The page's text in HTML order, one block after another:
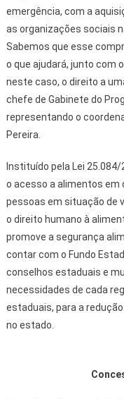
emergência, com a
as organizações sociais
Sabemos que esse
o que ajudará, junto com
neste caso, o direito a
chefe de Gabinete do
representando o
Pereira.
Instituído pela Lei
o acesso a alimentos em
pessoas em situação de
o direito humano à
promove a segurança
contar com o Fundo
conselhos estaduais e
necessidades de cada
estaduais, para a
no estado.